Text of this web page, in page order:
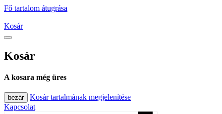
Fő tartalom átugrása
Kosár
Kosár
A kosara még üres
bezár
Kosár tartalmának megjelenítése
Kapcsolat